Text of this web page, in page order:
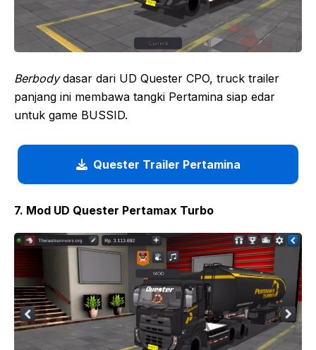
Berbodydasar dari UD Quester CPO, truck trailer
panjang ini membawa tangki Pertamina siap edar
untuk game BUSSID.
Quester Trailer Pertamina
7. Mod UD Quester Pertamax Turbo